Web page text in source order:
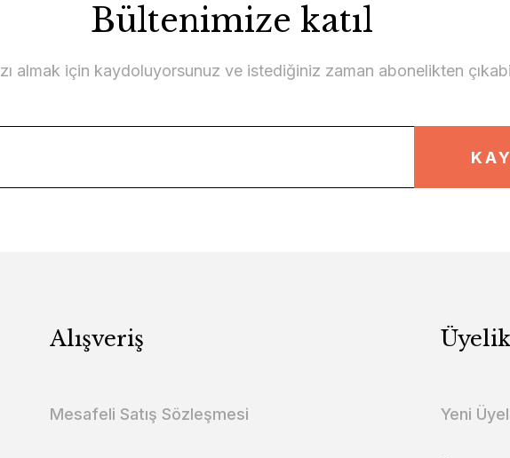
Bültenimize katıl
almak için kaydoluyorsunuz ve istediğiniz zaman abonelikten
Alışveriş
Mesafeli Satış Sözleşmesi
Üyelik
Yeni